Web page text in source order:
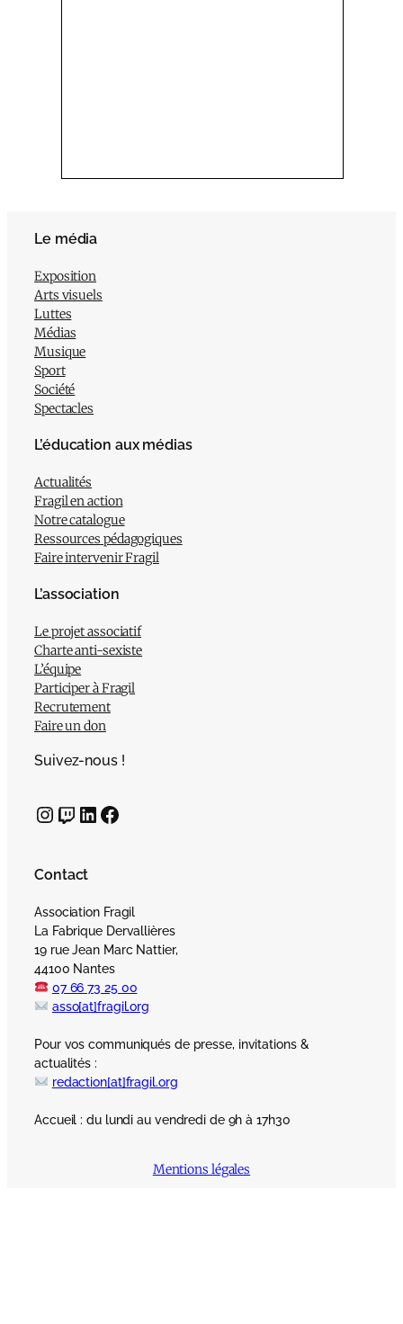
Le média
Exposition
Arts visuels
Luttes
Médias
Musique
Sport
Société
Spectacles
L’éducation aux médias
Actualités
Fragil en action
Notre catalogue
Ressources pédagogiques
Faire intervenir Fragil
L’association
Le projet associatif
Charte anti-sexiste
L’équipe
Participer à Fragil
Recrutement
Faire un don
Suivez-nous !
InstagramTwitch LinkedIn Facebook
Contact
Association Fragil
La Fabrique Dervallières
19 rue Jean Marc Nattier,
44100 Nantes
07 66 73 25 00
asso[at]fragil.org
Pour vos communiqués de presse, invitations &
actualités :
redaction[at]fragil.org
Accueil : du lundi au vendredi de 9h à 17h30
Mentions légales